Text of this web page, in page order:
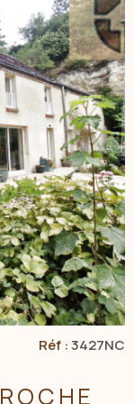
NOS
CONTACT
Réf :3427NC